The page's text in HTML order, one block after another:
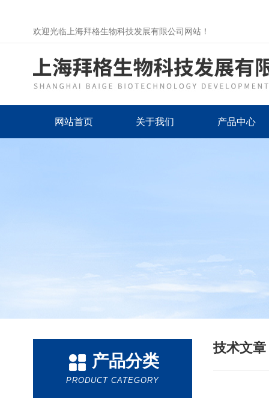
欢迎光临上海拜格生物科技发展有限公司网站！
网站首页 关于我们 产品中心
产品分类
PRODUCT CATEGORY
技术文章